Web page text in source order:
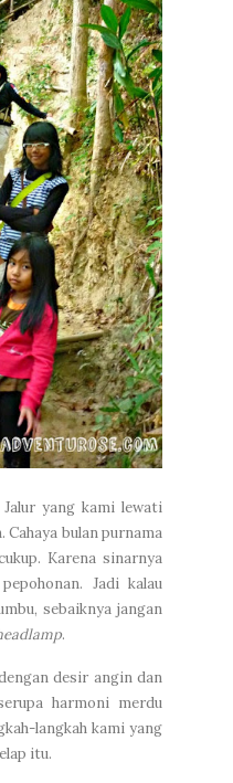
yang kami lewati
bulan purnama
Karena sinarnya
Jadi kalau
sebaiknya jangan
.
desir angin dan
harmoni merdu
langkah kami yang
itu.